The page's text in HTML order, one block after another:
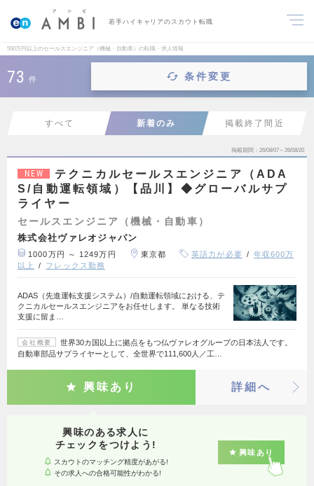
若手ハイキャリアのスカウト転職
550万円以上のセールスエンジニア（機械・自動車）の転職・求人情報
73 件 条件変更
すべて 新着のみ 掲載終了間近
掲載期間 26/08/07～26/08/20
NEW
テクニカルセールスエンジニア（ADA
S/自動運転領域）【品川】◆グローバルサプ
ライヤー
セールスエンジニア（機械・自動車）
株式会社ヴァレオジャパン
1000万円 ～ 1249万円 東京都 英語力が必要
年収600万
以上
フレックス勤務
ADAS（先進運転支援システム）/自動運転領域における、テ
クニカルセールスエンジニアをお任せします。 単なる技術
支援に留ま…
会社概要
世界30カ国以上に拠点をもつ仏ヴァレオグループの日本法人です。
自動車部品サプライヤーとして、全世界で111,600人／工…
興味あり 詳細へ
興味のある求人に
チェックをつけよう!
スカウトのマッチング精度があがる!
その求人への合格可能性がわかる!
興味あり